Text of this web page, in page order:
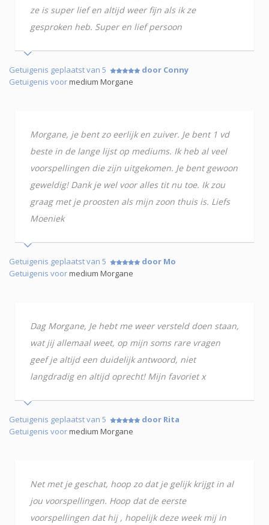
ze is super lief en altijd weer fijn als ik ze
gesproken heb. Super en lief persoon
Getuigenis geplaatst van 5
door Conny
Getuigenis voormedium Morgane
Morgane, je bent zo eerlijk en zuiver. Je bent 1 vd
beste in de lange lijst op mediums. Ik heb al veel
voorspellingen die zijn uitgekomen. Je bent gewoon
geweldig! Dank je wel voor alles tit nu toe. Ik zou
graag met je proosten als mijn zoon thuis is. Liefs
Moeniek
Getuigenis geplaatst van 5
door Mo
Getuigenis voormedium Morgane
Dag Morgane, Je hebt me weer versteld doen staan,
wat jij allemaal weet, op mijn soms rare vragen
geef je altijd een duidelijk antwoord, niet
langdradig en altijd oprecht! Mijn favoriet x
Getuigenis geplaatst van 5
door Rita
Getuigenis voormedium Morgane
Net met je geschat, hoop zo dat je gelijk krijgt in al
jou voorspellingen. Hoop dat de eerste
voorspellingen dat hij , hopelijk deze week mij in